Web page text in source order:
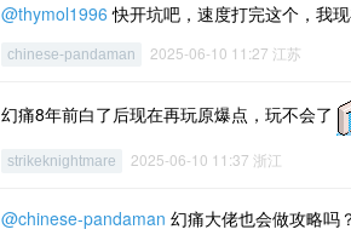
@thymol1996 快开坑吧，速度打完这个，我
chinese-pandaman 2025-06-10 11:27 江苏
幻痛8年前白了后现在再玩原爆点，玩不会了
strikeknightmare 2025-06-10 11:37 浙江
@chinese-pandaman 幻痛大佬也会做攻略吗